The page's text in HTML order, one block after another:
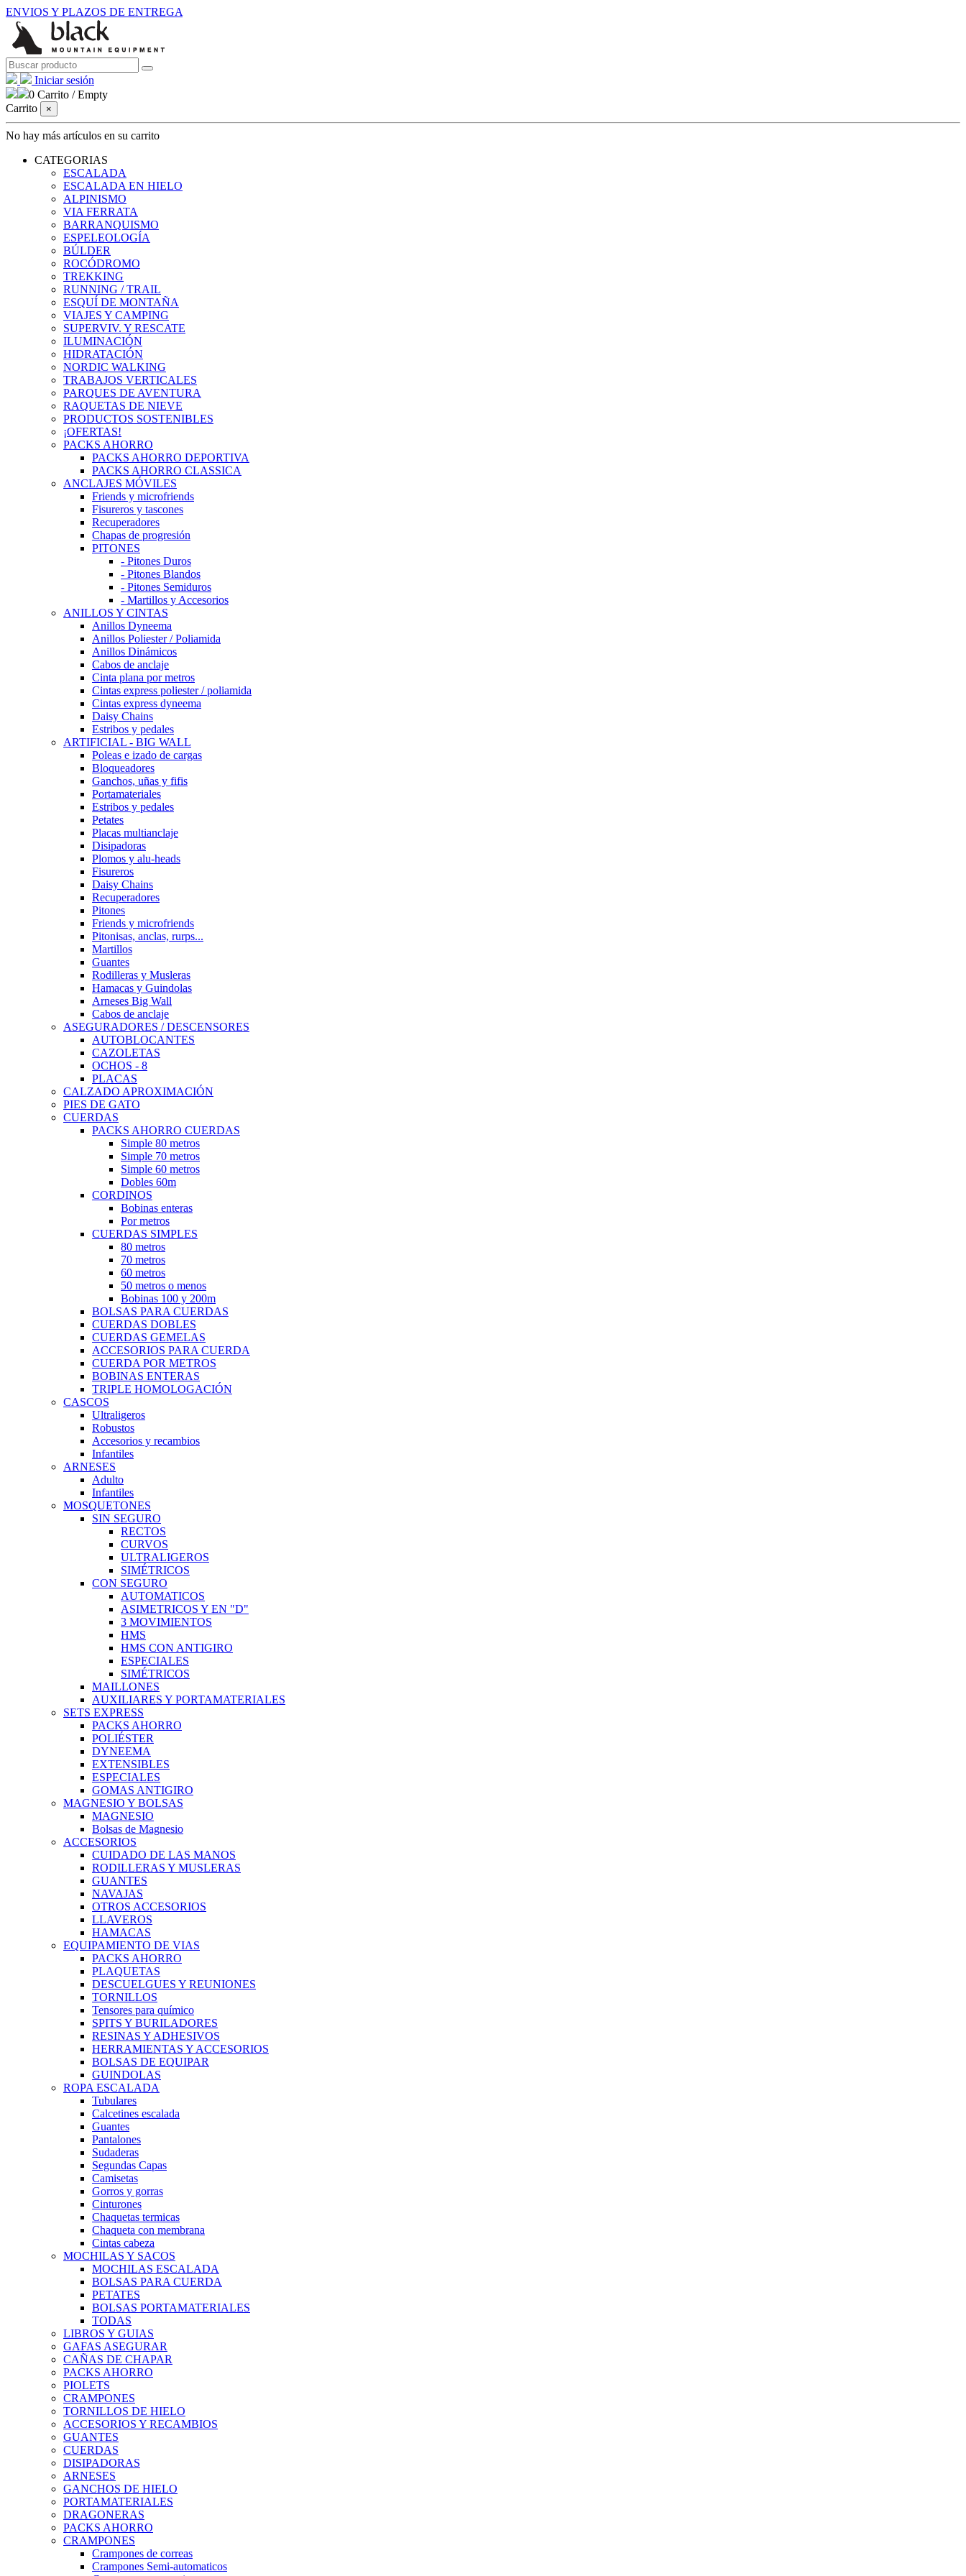
ENVIOS Y PLAZOS DE ENTREGA
Iniciar sesión
0 Carrito /Empty
Carrito
×
No hay más artículos en su carrito
CATEGORIAS
ESCALADA
ESCALADA EN HIELO
ALPINISMO
VIA FERRATA
BARRANQUISMO
ESPELEOLOGÍA
BÚLDER
ROCÓDROMO
TREKKING
RUNNING / TRAIL
ESQUÍ DE MONTAÑA
VIAJES Y CAMPING
SUPERVIV. Y RESCATE
ILUMINACIÓN
HIDRATACIÓN
NORDIC WALKING
TRABAJOS VERTICALES
PARQUES DE AVENTURA
RAQUETAS DE NIEVE
PRODUCTOS SOSTENIBLES
¡OFERTAS!
PACKS AHORRO
PACKS AHORRO DEPORTIVA
PACKS AHORRO CLASSICA
ANCLAJES MÓVILES
Friends y microfriends
Fisureros y tascones
Recuperadores
Chapas de progresión
PITONES
- Pitones Duros
- Pitones Blandos
- Pitones Semiduros
- Martillos y Accesorios
ANILLOS Y CINTAS
Anillos Dyneema
Anillos Poliester / Poliamida
Anillos Dinámicos
Cabos de anclaje
Cinta plana por metros
Cintas express poliester / poliamida
Cintas express dyneema
Daisy Chains
Estribos y pedales
ARTIFICIAL - BIG WALL
Poleas e izado de cargas
Bloqueadores
Ganchos, uñas y fifis
Portamateriales
Estribos y pedales
Petates
Placas multianclaje
Disipadoras
Plomos y alu-heads
Fisureros
Daisy Chains
Recuperadores
Pitones
Friends y microfriends
Pitonisas, anclas, rurps...
Martillos
Guantes
Rodilleras y Musleras
Hamacas y Guindolas
Arneses Big Wall
Cabos de anclaje
ASEGURADORES / DESCENSORES
AUTOBLOCANTES
CAZOLETAS
OCHOS - 8
PLACAS
CALZADO APROXIMACIÓN
PIES DE GATO
CUERDAS
PACKS AHORRO CUERDAS
Simple 80 metros
Simple 70 metros
Simple 60 metros
Dobles 60m
CORDINOS
Bobinas enteras
Por metros
CUERDAS SIMPLES
80 metros
70 metros
60 metros
50 metros o menos
Bobinas 100 y 200m
BOLSAS PARA CUERDAS
CUERDAS DOBLES
CUERDAS GEMELAS
ACCESORIOS PARA CUERDA
CUERDA POR METROS
BOBINAS ENTERAS
TRIPLE HOMOLOGACIÓN
CASCOS
Ultraligeros
Robustos
Accesorios y recambios
Infantiles
ARNESES
Adulto
Infantiles
MOSQUETONES
SIN SEGURO
RECTOS
CURVOS
ULTRALIGEROS
SIMÉTRICOS
CON SEGURO
AUTOMATICOS
ASIMETRICOS Y EN "D"
3 MOVIMIENTOS
HMS
HMS CON ANTIGIRO
ESPECIALES
SIMÉTRICOS
MAILLONES
AUXILIARES Y PORTAMATERIALES
SETS EXPRESS
PACKS AHORRO
POLIÉSTER
DYNEEMA
EXTENSIBLES
ESPECIALES
GOMAS ANTIGIRO
MAGNESIO Y BOLSAS
MAGNESIO
Bolsas de Magnesio
ACCESORIOS
CUIDADO DE LAS MANOS
RODILLERAS Y MUSLERAS
GUANTES
NAVAJAS
OTROS ACCESORIOS
LLAVEROS
HAMACAS
EQUIPAMIENTO DE VIAS
PACKS AHORRO
PLAQUETAS
DESCUELGUES Y REUNIONES
TORNILLOS
Tensores para químico
SPITS Y BURILADORES
RESINAS Y ADHESIVOS
HERRAMIENTAS Y ACCESORIOS
BOLSAS DE EQUIPAR
GUINDOLAS
ROPA ESCALADA
Tubulares
Calcetines escalada
Guantes
Pantalones
Sudaderas
Segundas Capas
Camisetas
Gorros y gorras
Cinturones
Chaquetas termicas
Chaqueta con membrana
Cintas cabeza
MOCHILAS Y SACOS
MOCHILAS ESCALADA
BOLSAS PARA CUERDA
PETATES
BOLSAS PORTAMATERIALES
TODAS
LIBROS Y GUIAS
GAFAS ASEGURAR
CAÑAS DE CHAPAR
PACKS AHORRO
PIOLETS
CRAMPONES
TORNILLOS DE HIELO
ACCESORIOS Y RECAMBIOS
GUANTES
CUERDAS
DISIPADORAS
ARNESES
GANCHOS DE HIELO
PORTAMATERIALES
DRAGONERAS
PACKS AHORRO
CRAMPONES
Crampones de correas
Crampones Semi-automaticos